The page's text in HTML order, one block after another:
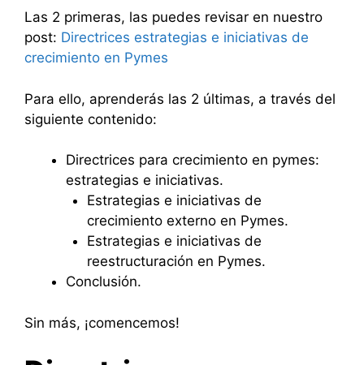
Las 2 primeras, las puedes revisar en nuestro
post: Directrices estrategias e iniciativas de
crecimiento en Pymes
Para ello, aprenderás las 2 últimas, a través del
siguiente contenido:
Directrices para crecimiento en pymes:
estrategias e iniciativas.
Estrategias e iniciativas de
crecimiento externo en Pymes.
Estrategias e iniciativas de
reestructuración en Pymes.
Conclusión.
Sin más, ¡comencemos!